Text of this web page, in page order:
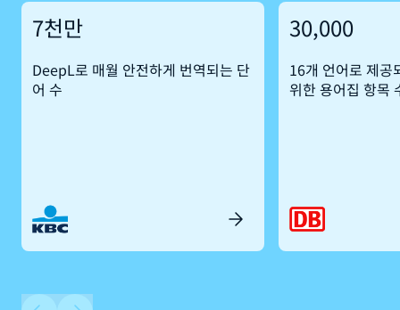
7천만
DeepL로 매월 안전하게 번역되는 단
어 수
30,000
16개 언어로 제공
위한 용어집 항목